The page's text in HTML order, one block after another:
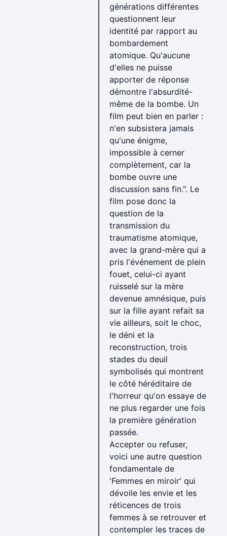
générations différentes
questionnent leur
identité par rapport au
bombardement
atomique. Qu'aucune
d'elles ne puisse
apporter de réponse
démontre l'absurdité-
même de la bombe. Un
film peut bien en parler :
n'en subsistera jamais
qu'une énigme,
impossible à cerner
complètement, car la
bombe ouvre une
discussion sans fin.". Le
film pose donc la
question de la
transmission du
traumatisme atomique,
avec la grand-mère qui a
pris l'événement de plein
fouet, celui-ci ayant
ruisselé sur la mère
devenue amnésique, puis
sur la fille ayant refait sa
vie ailleurs, soit le choc,
le déni et la
reconstruction, trois
stades du deuil
symbolisés qui montrent
le côté héréditaire de
l'horreur qu'on essaye de
ne plus regarder une fois
la première génération
passée.
Accepter ou refuser,
voici une autre question
fondamentale de
'Femmes en miroir' qui
dévoile les envie et les
réticences de trois
femmes à se retrouver et
contempler les traces de